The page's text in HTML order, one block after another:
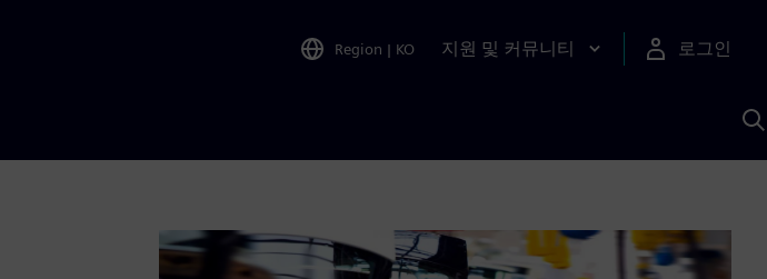
Region | KO 지원 및 커뮤니티 로그인